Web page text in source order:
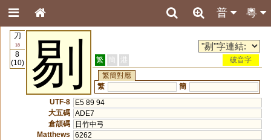
粵
普
刀
18
8
(10)
剔 繁 簡 港
破音字
繁簡對應
繁
簡
UTF-8
E5 89 94
大五碼 ADE7
倉頡碼
日竹中弓
Matthews
6262